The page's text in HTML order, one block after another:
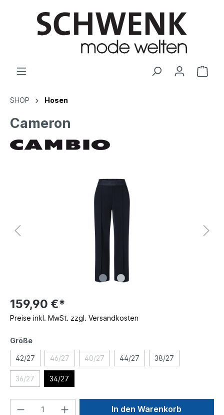
SHOP Hosen
Cameron
159,90 €*
Preise inkl. MwSt. zzgl. Versandkosten
Größe
42/27 46/27 40/27 44/27 38/27
36/27 34/27
In den Warenkorb